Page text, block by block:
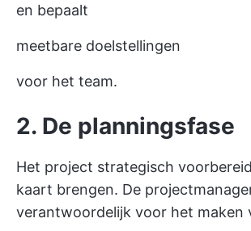
en bepaalt
meetbare doelstellingen
voor het team.
2. De planningsfase
Het project strategisch
kaart brengen. De
verantwoordelijk voor het maken